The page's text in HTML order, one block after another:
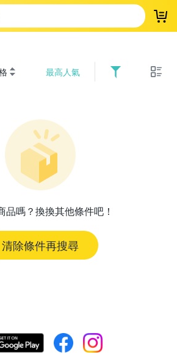
登
最高人氣
品嗎？換換其他條件吧！
清除條件再搜尋